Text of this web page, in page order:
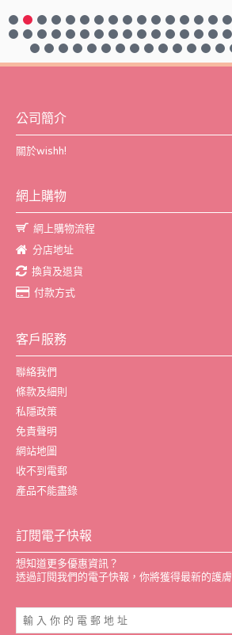
公司簡介
關於wishh!
網上購物
網上購物流程
分店地址
換貨及退貨
付款方式
客戶服務
聯絡我們
條款及細則
私隱政策
免責聲明
網站地圖
收不到電郵
產品不能盡錄
訂閱電子快報
想知道更多優惠資訊？
透過訂閱我們的電子快報，你將獲得最新的護